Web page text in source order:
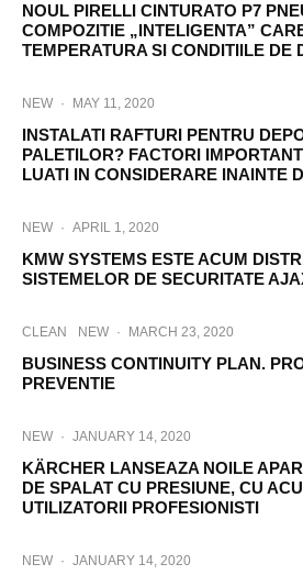
NOUL PIRELLI CINTURATO P7
COMPOZITIE „INTELIGENTA”
TEMPERATURA SI CONDITIILE DE
NEW · MAY 11, 2020
INSTALATI RAFTURI PENTRU
PALETILOR? FACTORI
LUATI IN CONSIDERARE INAINTE
NEW · APRIL 1, 2020
KMW SYSTEMS ESTE ACUM
SISTEMELOR DE SECURITATE
CLEAN NEW · MARCH 23, 2020
BUSINESS CONTINUITY PLAN.
PREVENTIE
NEW · JANUARY 14, 2020
KÄRCHER LANSEAZA NOILE
DE SPALAT CU PRESIUNE, CU
UTILIZATORII PROFESIONISTI
NEW · JANUARY 14, 2020